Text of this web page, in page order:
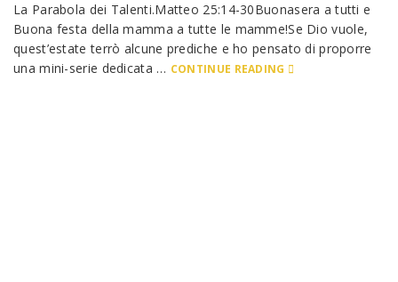
La Parabola dei Talenti.Matteo 25:14-30Buonasera a tutti e
Buona festa della mamma a tutte le mamme!Se Dio vuole,
quest’estate terrò alcune prediche e ho pensato di proporre
una mini-serie dedicata … CONTINUE READING